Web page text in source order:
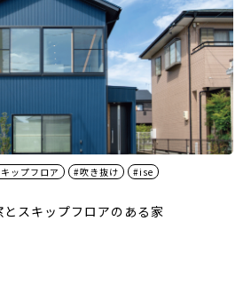
ップフロア #吹き抜け
#ise
スキップフロアのある家